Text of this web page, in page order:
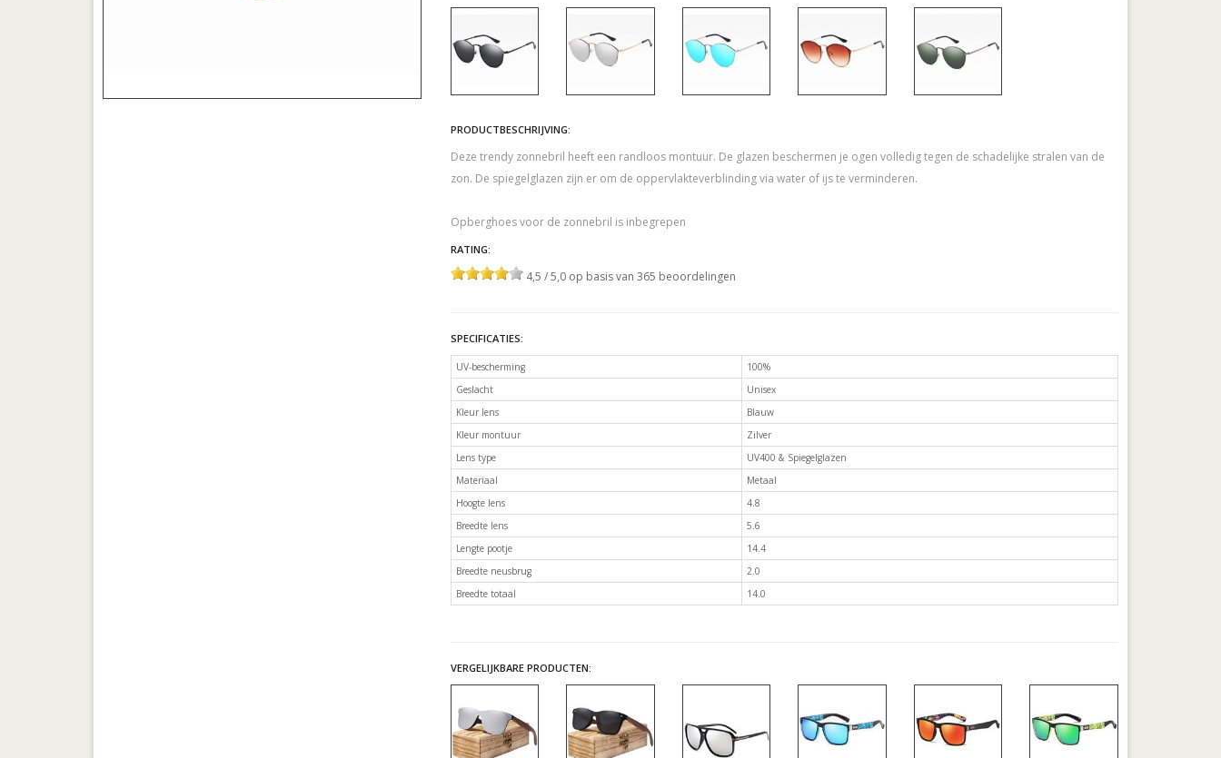
PRODUCTBESCHRIJVING:
Deze trendy zonnebril heeft een randloos montuur. De glazen beschermen je ogen volledig tegen de schadelijke stralen van de
zon. De spiegelglazen zijn er om de oppervlakteverblinding via water of ijs te verminderen.
Opberghoes voor de zonnebril is inbegrepen
RATING:
4,5 / 5,0 op basis van 365 beoordelingen
SPECIFICATIES:
UV-bescherming
100%
Geslacht
Unisex
Kleur lens
Blauw
Kleur montuur
Zilver
Lens type
UV400 & Spiegelglazen
Materiaal
Metaal
Hoogte lens
4.8
Breedte lens
5.6
Lengte pootje
14.4
Breedte neusbrug
2.0
Breedte totaal
14.0
VERGELIJKBARE PRODUCTEN: